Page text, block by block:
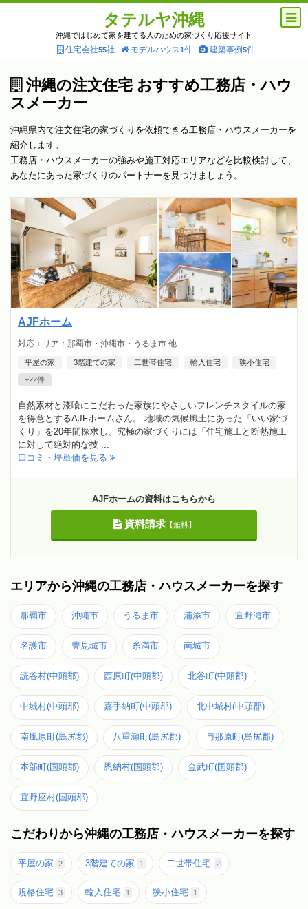
タテルヤ沖縄
沖縄ではじめて家を建てる人のための家づくり応援サイト
住宅会社55社 モデルハウス1件 建築事例5件
沖縄の注文住宅 おすすめ工務店・ハウ
スメーカー
沖縄県内で注文住宅の家づくりを依頼できる工務店・ハウスメーカーを
紹介します。
工務店・ハウスメーカーの強みや施工対応エリアなどを比較検討して、
あなたにあった家づくりのパートナーを見つけましょう。
AJFホーム
対応エリア：那覇市・沖縄市・うるま市 他
平屋の家 3階建ての家 二世帯住宅 輸入住宅 狭小住宅
+22件
自然素材と漆喰にこだわった家族にやさしいフレンチスタイルの家
を得意とするAJFホームさん。 地域の気候風土にあった「いい家づ
くり」を20年間探求し、究極の家づくりには「住宅施工と断熱施工
に対して絶対的な技 ...
口コミ・坪単価を見る
AJFホームの資料はこちらから
資料請求【無料】
エリアから沖縄の工務店・ハウスメーカーを探す
那覇市 沖縄市 うるま市 浦添市 宜野湾市
名護市 豊見城市 糸満市 南城市
読谷村(中頭郡) 西原町(中頭郡) 北谷町(中頭郡)
中城村(中頭郡) 嘉手納町(中頭郡) 北中城村(中頭郡)
南風原町(島尻郡) 八重瀬町(島尻郡) 与那原町(島尻郡)
本部町(国頭郡) 恩納村(国頭郡) 金武町(国頭郡)
宜野座村(国頭郡)
こだわりから沖縄の工務店・ハウスメーカーを探す
平屋の家 2 3階建ての家 1 二世帯住宅 2
規格住宅 3 輸入住宅 1 狭小住宅 1